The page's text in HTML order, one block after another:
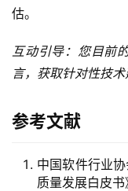
估。
互动引导：您目前
言，获取针对性技术
参考文献
中国软件行业
质量发展白皮